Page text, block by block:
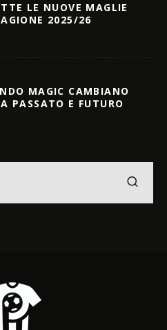
LE NUOVE MAGLIE
2025/26
MAGIC CAMBIANO
PASSATO E FUTURO